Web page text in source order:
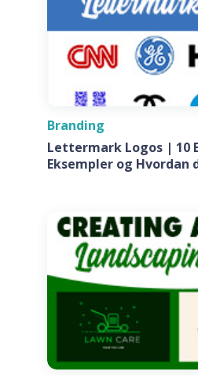
Branding
Lettermark Logos | 10
Eksempler og Hvordan